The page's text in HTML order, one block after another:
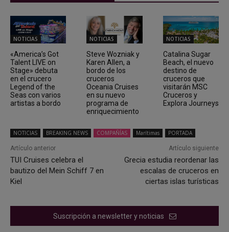
NOTICIAS
«America’s Got
Talent LIVE on
Stage» debuta
en el crucero
Legend of the
Seas con varios
artistas a bordo
NOTICIAS
Steve Wozniak y
Karen Allen, a
bordo de los
cruceros
Oceania Cruises
en su nuevo
programa de
enriquecimiento
NOTICIAS
Catalina Sugar
Beach, el nuevo
destino de
cruceros que
visitarán MSC
Cruceros y
Explora Journeys
NOTICIAS BREAKING NEWS COMPAÑÍAS Marítimas PORTADA
Artículo anterior
TUI Cruises celebra el
bautizo del Mein Schiff 7 en
Kiel
Artículo siguiente
Grecia estudia reordenar las
escalas de cruceros en
ciertas islas turísticas
Suscripción a newsletter y noticias